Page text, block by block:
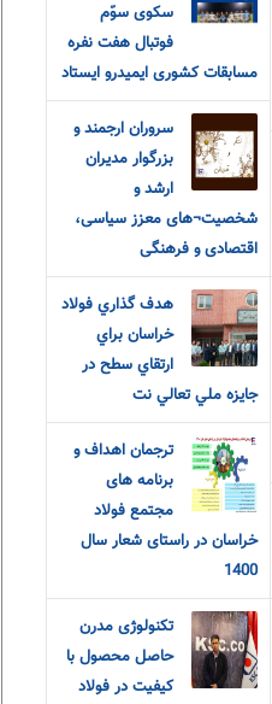
سکوی سوّم
فوتبال هفت نفره
مسابقات کشوری ایمیدرو ایستاد
سروران ارجمند و
بزرگوار مدیران
ارشد و
شخصیت¬های معزز سیاسی،
اقتصادی و فرهنگی
هدف گذاري فولاد
خراسان براي
جايزه ملي تعالي نت
ترجمان اهداف و
برنامه های
مجتمع فولاد
خراسان در راستای شعار سال
1400
تکنولوژی مدرن
حاصل محصول با
کیفیت در فولاد